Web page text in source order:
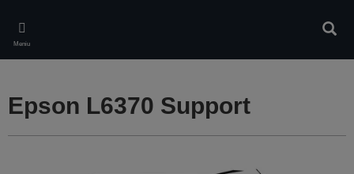
main
content
Meniu
Epson L6370 Support